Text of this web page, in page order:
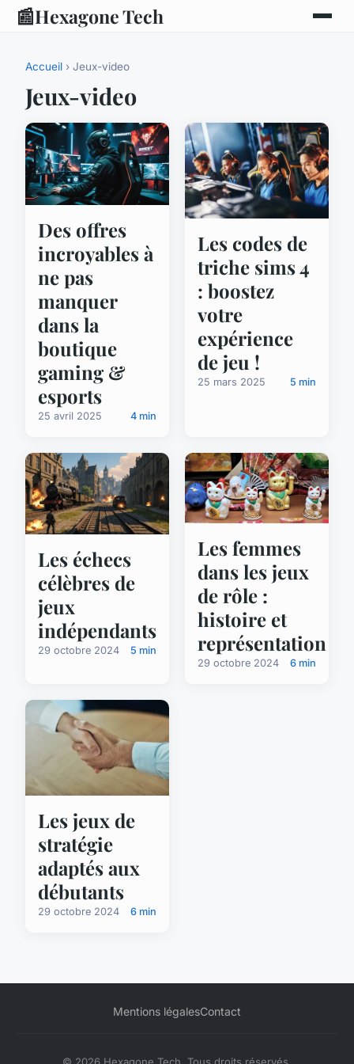
📰Hexagone Tech
Accueil › Jeux-video
Jeux-video
Des offres
incroyables à
ne pas
manquer
dans la
boutique
gaming &
esports
25 avril 2025 4 min
Les codes de
triche sims 4
: boostez
votre
expérience
de jeu !
25 mars 2025 5 min
Les échecs
célèbres de
jeux
indépendants
29 octobre 2024 5 min
Les femmes
dans les jeux
de rôle :
histoire et
représentation
29 octobre 2024 6 min
Les jeux de
stratégie
adaptés aux
débutants
29 octobre 2024 6 min
Mentions légalesContact